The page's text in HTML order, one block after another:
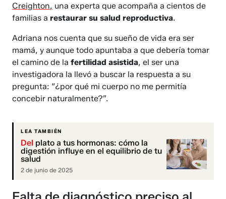
Creighton, una experta que acompaña a cientos de
familias arestaurar su salud reproductiva.
Adriana nos cuenta que su sueño de vida era ser
mamá, y aunque todo apuntaba a que debería tomar
el camino de lafertilidad asistida, el ser una
investigadora la llevó a buscar la respuesta a su
pregunta: “¿por qué mi cuerpo no me permitía
concebir naturalmente?”.
LEA TAMBIÉN
Del plato a tus hormonas: cómo la
digestión influye en el equilibrio de tu
salud
2 de junio de 2025